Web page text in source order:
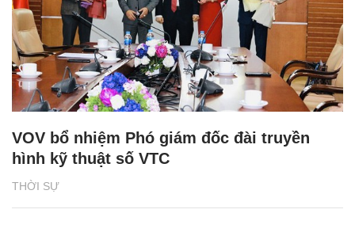
THỜI SỰ
VOV bổ nhiệm Phó giám đốc đài truyền
hình kỹ thuật số VTC